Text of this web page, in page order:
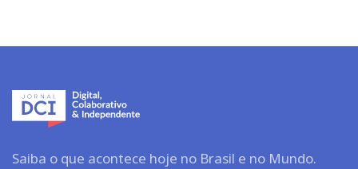
Saiba o que acontece hoje no Brasil e no Mundo.